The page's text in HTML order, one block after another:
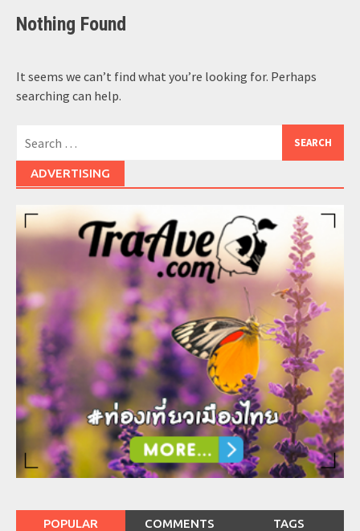
Nothing Found
It seems we can’t find what you’re looking for. Perhaps
searching can help.
ADVERTISING
POPULAR COMMENTS TAGS